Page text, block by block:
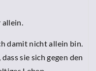
allein.
damit nicht allein bin.
sie sich gegen den